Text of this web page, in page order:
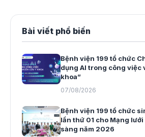
Bài viết phổ biến
Bệnh viện 199 tổ chức
dụng AI trong công việc
khoa”
07/08/2026
Bệnh viện 199 tổ chức
lần thứ 01 cho Mạng
sàng năm 2026